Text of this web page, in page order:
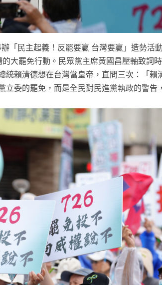
「民主起義！反罷要贏 台灣要贏」造勢活
大罷免行動。民眾黨主席黃國昌壓軸致詞
統賴清德想在台灣當皇帝，直問三次：「賴
委的罷免，而是全民對民進黨執政的警告